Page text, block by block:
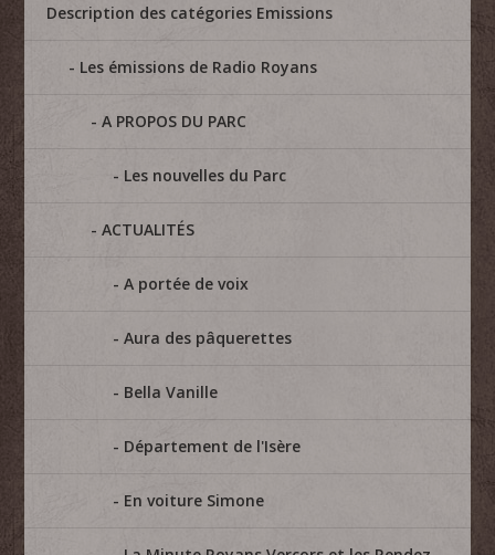
Description des catégories Emissions
Les émissions de Radio Royans
A PROPOS DU PARC
Les nouvelles du Parc
ACTUALITÉS
A portée de voix
Aura des pâquerettes
Bella Vanille
Département de l'Isère
En voiture Simone